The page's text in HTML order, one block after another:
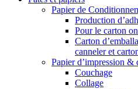
Papier de
Production
Pour le carton
Carton
canneler et
Papier d’impression &
Couchage
Collage